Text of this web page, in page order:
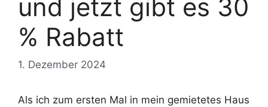
und jetzt gibt es 30
% Rabatt
1. Dezember 2024
Als ich zum ersten Mal in mein gemietetes Haus